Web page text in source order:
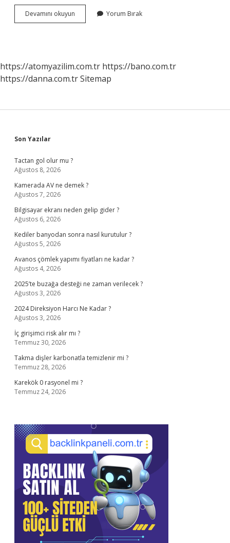
Devamını okuyun
Alırken
Yorum Bırak
https://atomyazilim.com.tr https://bano.com.tr
https://danna.com.trSitemap
Sidebar
Son Yazılar
Tactan gol olur mu ?
Ağustos 8, 2026
Kamerada AV ne demek ?
Ağustos 7, 2026
Bilgisayar ekranı neden gelip gider ?
Ağustos 6, 2026
Kediler banyodan sonra nasıl kurutulur ?
Ağustos 5, 2026
Avanos çömlek yapımı fiyatları ne kadar ?
Ağustos 4, 2026
2025’te buzağa desteği ne zaman verilecek ?
Ağustos 3, 2026
2024 Direksiyon Harcı Ne Kadar ?
Ağustos 3, 2026
İç girişimci risk alır mı ?
Temmuz 30, 2026
Takma dişler karbonatla temizlenir mi ?
Temmuz 28, 2026
Karekök 0 rasyonel mi ?
Temmuz 24, 2026